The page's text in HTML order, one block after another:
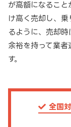
が高額になること
け高く売却し、
るように、売却
余裕を持って業者
す。
全国